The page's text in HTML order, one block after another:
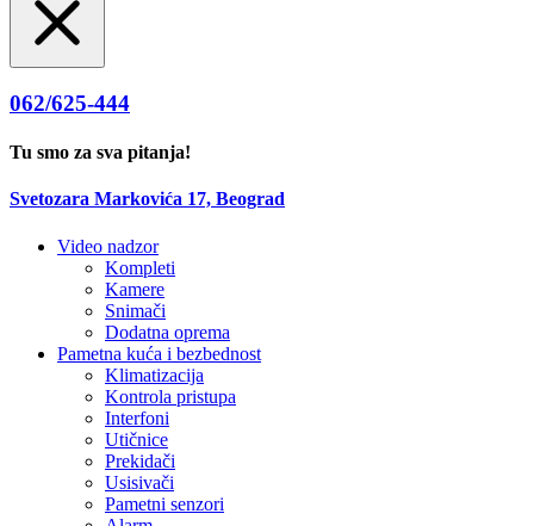
062/625-444
Tu smo za sva pitanja!
Svetozara Markovića 17, Beograd
Video nadzor
Kompleti
Kamere
Snimači
Dodatna oprema
Pametna kuća i bezbednost
Klimatizacija
Kontrola pristupa
Interfoni
Utičnice
Prekidači
Usisivači
Pametni senzori